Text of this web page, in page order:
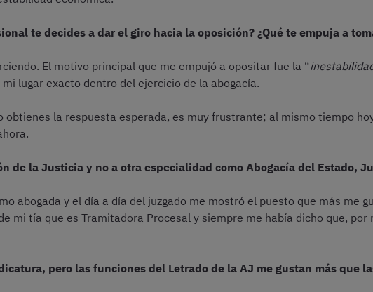
te decides a dar el giro hacia la oposición? ¿Qué te empuja a
El motivo principal que me empujó a opositar fue la “
lugar exacto dentro del ejercicio de la abogacía.
obtienes la respuesta esperada, es muy frustrante; al mismo tiempo
de la Justicia y no a otra especialidad como Abogacía del Estado,
abogada y el día a día del juzgado me mostró el puesto que más me
mi tía que es Tramitadora Procesal y siempre me había dicho que, por
pero las funciones del Letrado de la AJ me gustan más que